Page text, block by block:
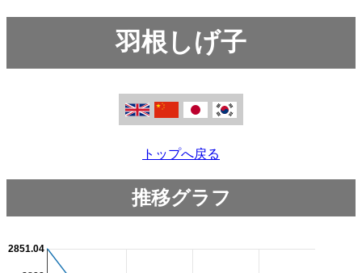
羽根しげ子
トップへ戻る
推移グラフ
2851.04